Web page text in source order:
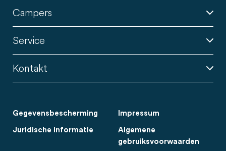
Campers
Service
Kontakt
Gegevensbescherming Impressum
Juridische informatie
Algemene
gebruiksvoorwaarden